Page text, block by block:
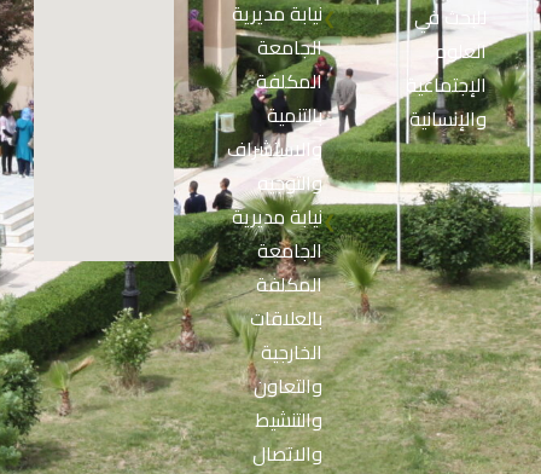
للبحث في
العلوم
الإجتماعية
والإنسانية
❮نيابة مديرية
الجامعة
المكلفة
بالتنمية
والاستشراف
والتوجيه
❮نيابة مديرية
الجامعة
المكلفة
بالعلاقات
الخارجية
والتعاون
والتنشيط
والاتصال